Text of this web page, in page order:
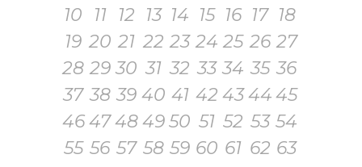
10
11 12 13 14 15 16 17 18
19 20 21 22 23 24 25 26 27
28 29 30 31 32 33 34 35 36
37 38 39 40 41 42 434445
46 474849 50 51 52 53 54
55 56 57 58 59 60 61 62 63